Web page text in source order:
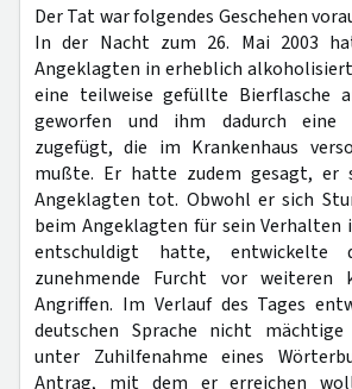
Der Tat war folgendes Geschehen
In der Nacht zum 26. Mai 2003
Angeklagten in erheblich
eine teilweise gefüllte Bierflasche
geworfen und ihm dadurch eine
zugefügt, die im Krankenhaus
mußte. Er hatte zudem gesagt, er
Angeklagten tot. Obwohl er sich
beim Angeklagten für sein Verhalten
entschuldigt hatte, entwickelte
zunehmende Furcht vor weiteren
Angriffen. Im Verlauf des Tages
deutschen Sprache nicht mächtige
unter Zuhilfenahme eines
Antrag, mit dem er erreichen